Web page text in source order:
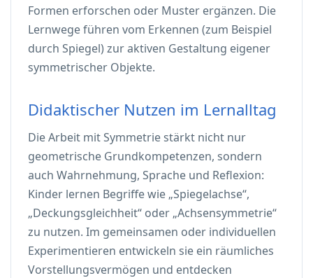
Formen erforschen oder Muster ergänzen. Die
Lernwege führen vom Erkennen (zum Beispiel
durch Spiegel) zur aktiven Gestaltung eigener
symmetrischer Objekte.
Didaktischer Nutzen im Lernalltag
Die Arbeit mit Symmetrie stärkt nicht nur
geometrische Grundkompetenzen, sondern
auch Wahrnehmung, Sprache und Reflexion:
Kinder lernen Begriffe wie „Spiegelachse“,
„Deckungsgleichheit“ oder „Achsensymmetrie“
zu nutzen. Im gemeinsamen oder individuellen
Experimentieren entwickeln sie ein räumliches
Vorstellungsvermögen und entdecken